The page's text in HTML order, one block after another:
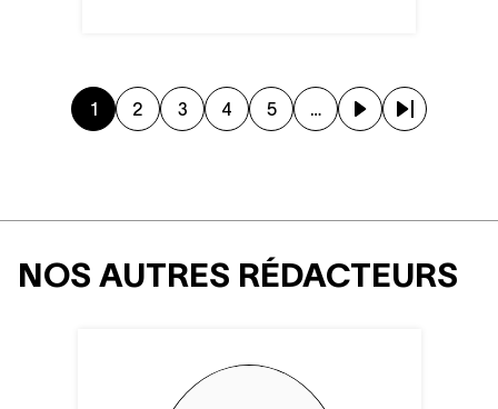
Page courante
1 Page
2 Page
3 Page
4 Page
5 …
Page suivante
Dernière page
NOS AUTRES RÉDACTEURS